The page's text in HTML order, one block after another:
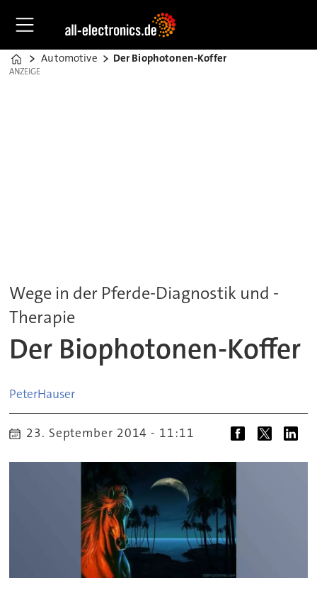
Home
Automotive Der Biophotonen-Koffer
ANZEIGE
ANZEIGE
Wege in der Pferde-Diagnostik und -
Therapie
Der Biophotonen-Koffer
PeterHauser
23. September 2014 - 11:11